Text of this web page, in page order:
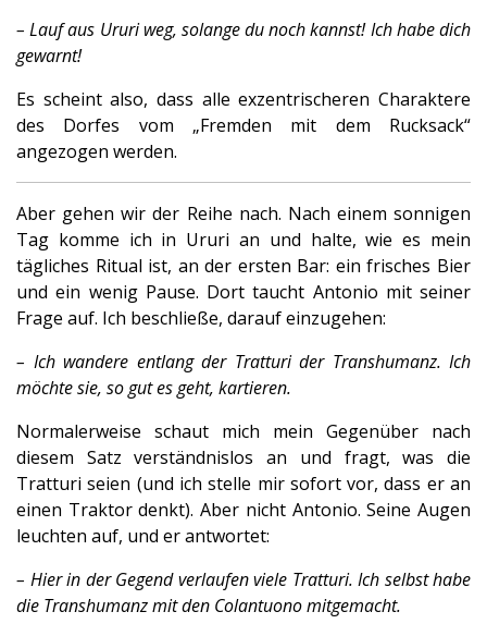
– Lauf aus Ururi weg, solange du noch kannst! Ich habe dich
gewarnt!
Es scheint also, dass alle exzentrischeren Charaktere
des Dorfes vom „Fremden mit dem Rucksack“
angezogen werden.
Aber gehen wir der Reihe nach. Nach einem sonnigen
Tag komme ich in Ururi an und halte, wie es mein
tägliches Ritual ist, an der ersten Bar: ein frisches Bier
und ein wenig Pause. Dort taucht Antonio mit seiner
Frage auf. Ich beschließe, darauf einzugehen:
– Ich wandere entlang der Tratturi der Transhumanz. Ich
möchte sie, so gut es geht, kartieren.
Normalerweise schaut mich mein Gegenüber nach
diesem Satz verständnislos an und fragt, was die
Tratturi seien (und ich stelle mir sofort vor, dass er an
einen Traktor denkt). Aber nicht Antonio. Seine Augen
leuchten auf, und er antwortet:
– Hier in der Gegend verlaufen viele Tratturi. Ich selbst habe
die Transhumanz mit den Colantuono mitgemacht.